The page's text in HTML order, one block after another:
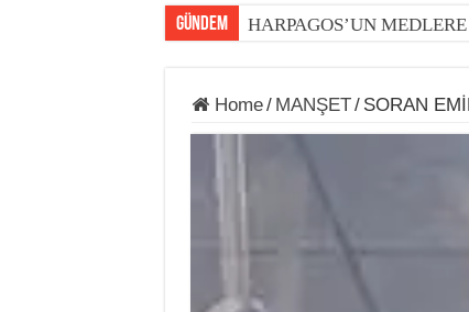
GÜNDEM HARPAGOS’UN
Home/ MANŞET/ SORAN